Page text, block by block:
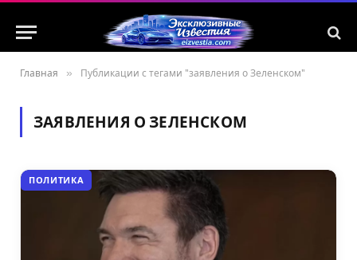
Главная » Публикации с тегами "заявления о Зеленском"
ЗАЯВЛЕНИЯ О ЗЕЛЕНСКОМ
ПОЛИТИКА